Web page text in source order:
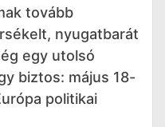
tovább
nyugatbarát
egy utolsó
biztos: május 18-
politikai